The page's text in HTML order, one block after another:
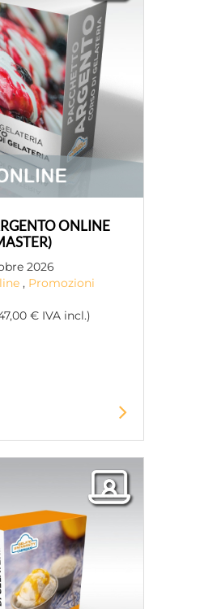
ONLINE
2026
, Promozioni
€ IVA incl.)